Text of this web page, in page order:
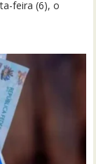
feira (6), o